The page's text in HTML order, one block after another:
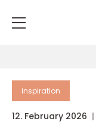
inspiration
12. February 2026